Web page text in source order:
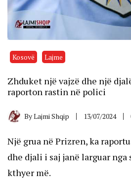
Kosovë Lajme
Zhduket një vajzë dhe një
raporton rastin në polici
ByLajmi Shqip 13/07/2024
Një grua në Prizren, ka
dhe djali i saj janë larguar
kthyer më.